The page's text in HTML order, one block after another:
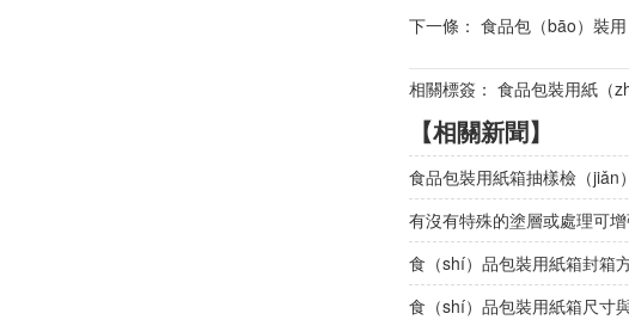
下一條： 食品包（bāo）裝
相關標簽： 食品包裝用紙（
【相關新聞】
食品包裝用紙箱抽樣檢（jiǎn
有沒有特殊的塗層或處理可
食（shí）品包裝用紙箱封箱
食（shí）品包裝用紙箱尺寸